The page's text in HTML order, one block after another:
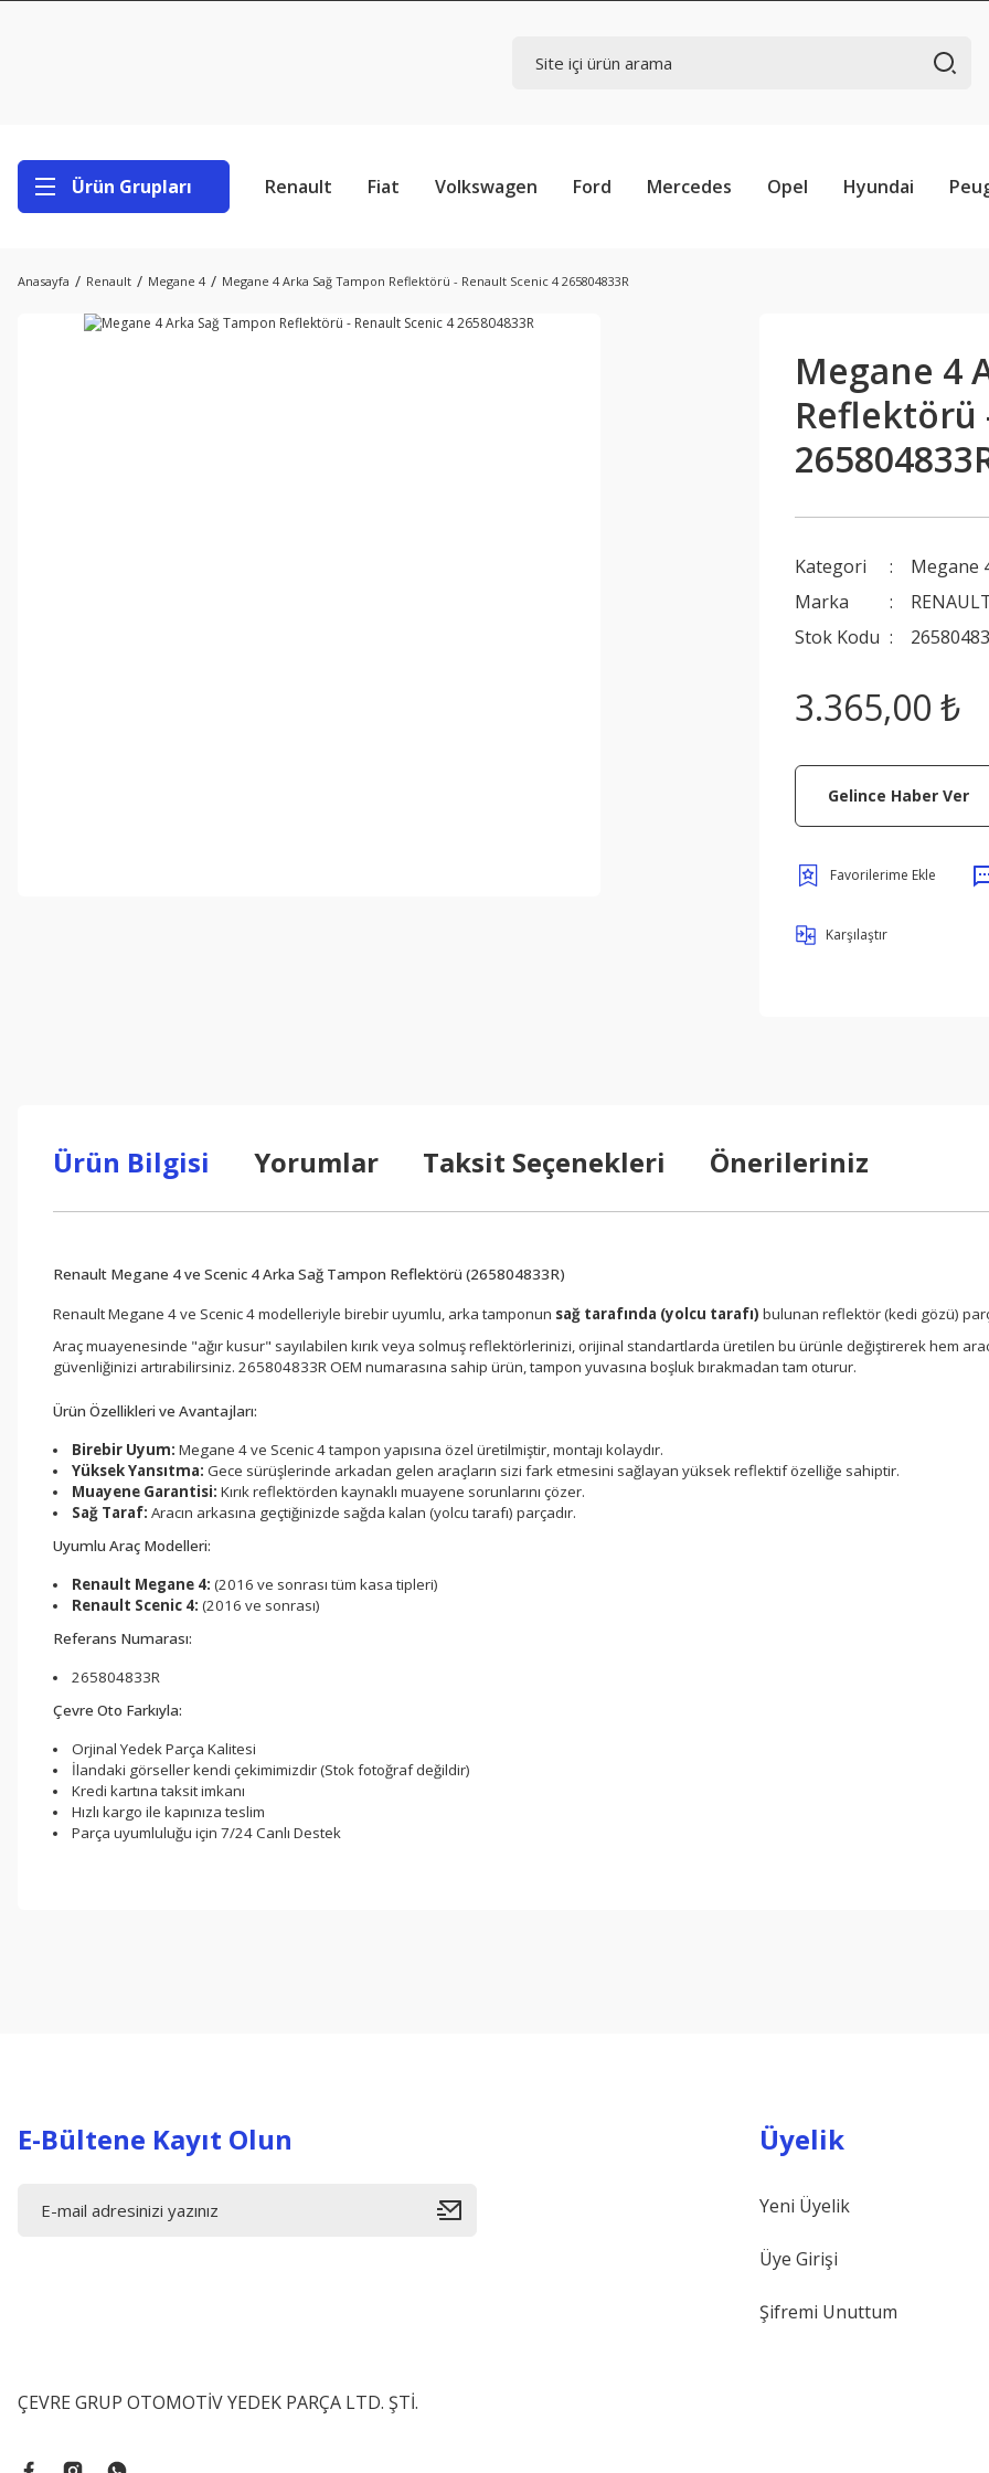
Ürün Grupları Renault Fiat Volkswagen Ford Mercedes Opel Hyundai
Anasayfa Renault Megane 4 Megane 4 Arka Sağ Tampon Reflektörü - Renault Scenic 4 265804833R
Megane 4
Reflektörü
Kategori
Megane
Marka
Stok Kodu
3.365,00 ₺
Gelince Haber Ver
Karşılaştır
Ürün Bilgisi Yorumlar Taksit Seçenekleri Önerileriniz
Renault Megane 4 ve Scenic 4 Arka Sağ Tampon Reflektörü (265804833R)
Renault Megane 4 ve Scenic 4 modelleriyle birebir uyumlu, arka tamponun sağ tarafında (yolcu tarafı) bulunan reflektör (kedi gözü)
Araç muayenesinde "ağır kusur" sayılabilen kırık veya solmuş reflektörlerinizi, orijinal standartlarda üretilen bu ürünle değiştirerek hem
güvenliğinizi artırabilirsiniz. 265804833R OEM numarasına sahip ürün, tampon yuvasına boşluk bırakmadan tam oturur.
Ürün Özellikleri ve Avantajları:
Birebir Uyum: Megane 4 ve Scenic 4 tampon yapısına özel üretilmiştir, montajı kolaydır.
Yüksek Yansıtma: Gece sürüşlerinde arkadan gelen araçların sizi fark etmesini sağlayan yüksek reflektif özelliğe sahiptir.
Muayene Garantisi: Kırık reflektörden kaynaklı muayene sorunlarını çözer.
Sağ Taraf: Aracın arkasına geçtiğinizde sağda kalan (yolcu tarafı) parçadır.
Uyumlu Araç Modelleri:
Renault Megane 4: (2016 ve sonrası tüm kasa tipleri)
Renault Scenic 4: (2016 ve sonrası)
Referans Numarası:
265804833R
Çevre Oto Farkıyla:
Orjinal Yedek Parça Kalitesi
İlandaki görseller kendi çekimimizdir (Stok fotoğraf değildir)
Kredi kartına taksit imkanı
Hızlı kargo ile kapınıza teslim
Parça uyumluluğu için 7/24 Canlı Destek
E-Bültene Kayıt Olun
ÇEVRE GRUP OTOMOTİV YEDEK PARÇA LTD. ŞTİ.
Üyelik
Yeni Üyelik
Üye Girişi
Şifremi Unuttum